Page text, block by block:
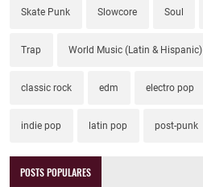
Skate Punk Slowcore Soul
Trap World Music (Latin & Hispanic)
classic rock edm electro pop
indie pop latin pop post-punk
POSTS POPULARES